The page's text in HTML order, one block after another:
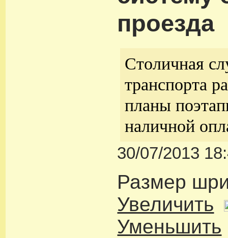
проезда
Столичная
транспорта
планы
наличной
30/07/2013
Размер
Увеличить
Уменьшить